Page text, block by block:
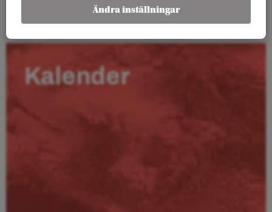
Kalender
Ändra inställningar